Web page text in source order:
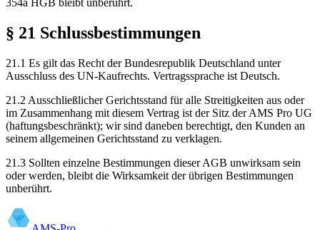
354a HGB bleibt unberührt.
§ 21 Schlussbestimmungen
21.1 Es gilt das Recht der Bundesrepublik Deutschland unter
Ausschluss des UN-Kaufrechts. Vertragssprache ist Deutsch.
21.2 Ausschließlicher Gerichtsstand für alle Streitigkeiten aus oder
im Zusammenhang mit diesem Vertrag ist der Sitz der AMS Pro UG
(haftungsbeschränkt); wir sind daneben berechtigt, den Kunden an
seinem allgemeinen Gerichtsstand zu verklagen.
21.3 Sollten einzelne Bestimmungen dieser AGB unwirksam sein
oder werden, bleibt die Wirksamkeit der übrigen Bestimmungen
unberührt.